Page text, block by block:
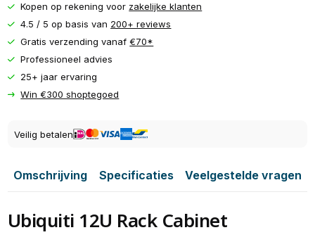
Kopen op rekening voor zakelijke klanten
4.5 / 5 op basis van 200+ reviews
Gratis verzending vanaf€70*
Professioneel advies
25+ jaar ervaring
Win €300 shoptegoed
Veilig betalen
Omschrijving Specificaties Veelgestelde vragen
Ubiquiti 12U Rack Cabinet